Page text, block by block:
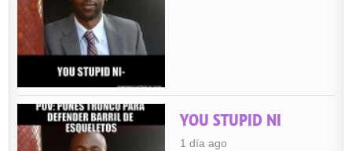
YOU STUPID NI
1 día ago